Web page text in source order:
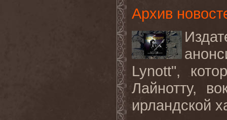
Архив
Lynott",
Лайнотту,
ирландской